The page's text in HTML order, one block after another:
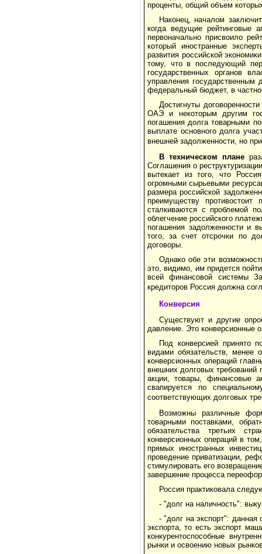
проценты, об­щий объем
Наконец, началом
когда ведущие рейтинговые
первоначально присвоило
который иностранные
развития российской
тому, что в последующий
государственных органов
управления государственным
феде­ральный бюджет, в
Достигнуты
ОАЭ и некоторым другим
погашения долга товарными
выплате основного долга
внешней задолженности, но
В техническом плане
Соглашения о
вытекает из того, что
огромными сырьевыми
размера российской
преимуществу противостоит
сталкиваются с проблемой
облегчение российского
погашения задолженности и
того, за счет отсрочки по
договоры.
Однако обе эти
это, видимо, им придется
всей финансовой системы
кредиторов Россия должна
Конверсия
Существуют и другие
давление. Это конверсионные
Под конверсией принято
видами обязательств, менее
конверсионных операций
внешних долговых требований
акции, товары, финансовые
свапируется по
соответствующих долговых
Возможны различные
товарными поставками,
обязательства третьих
конверсионных операций в
прямых иностранных
проведение приватизации,
стимулировать его
завершение процесса
Россия практиковала
- "долг на наличность":
- "долг на экспорт": данная
экспорта, то есть экспорт
конкурентоспособные
рынки и освоению новых